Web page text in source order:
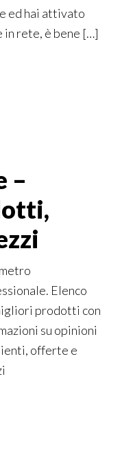
ed hai attivato
in rete, è bene […]
–
Elenco
prodotti con
su opinioni
offerte e